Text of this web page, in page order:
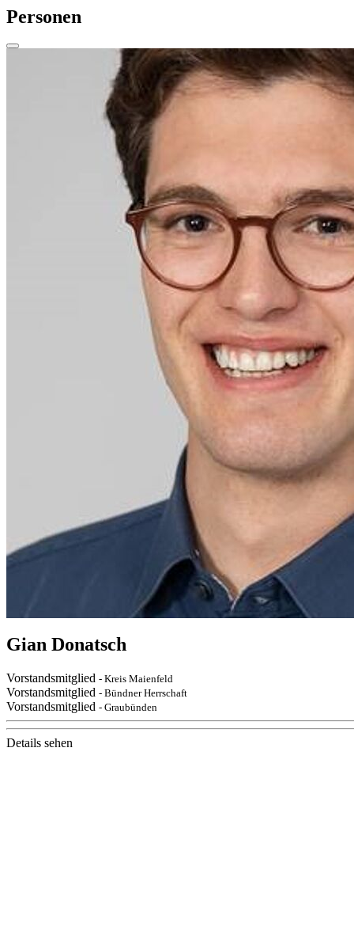
Personen
Gian Donatsch
Vorstandsmitglied - Kreis Maienfeld
Vorstandsmitglied - Bündner Herrschaft
Vorstandsmitglied - Graubünden
Details sehen